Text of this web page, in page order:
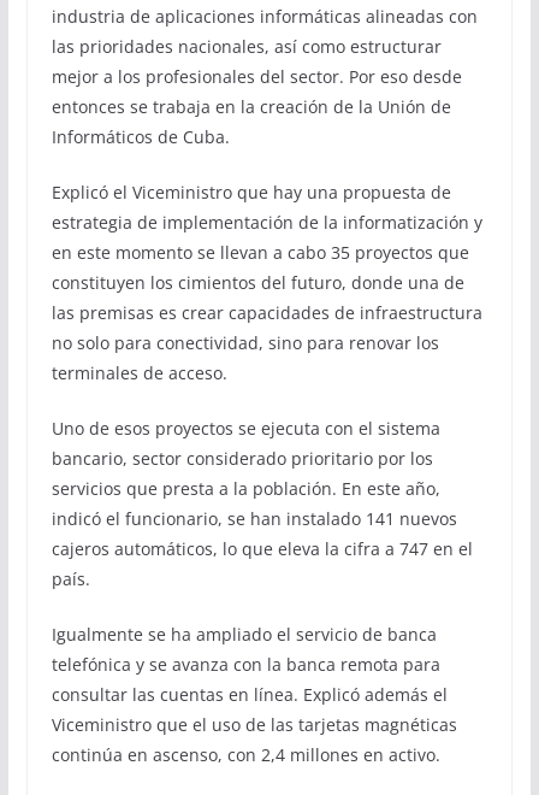
industria de aplicaciones informáticas alineadas con
las prioridades nacionales, así como estructurar
mejor a los profesionales del sector. Por eso desde
entonces se trabaja en la creación de la Unión de
Informáticos de Cuba.
Explicó el Viceministro que hay una propuesta de
estrategia de implementación de la informatización y
en este momento se llevan a cabo 35 proyectos que
constituyen los cimientos del futuro, donde una de
las premisas es crear capacidades de infraestructura
no solo para conectividad, sino para renovar los
terminales de acceso.
Uno de esos proyectos se ejecuta con el sistema
bancario, sector considerado prioritario por los
servicios que presta a la población. En este año,
indicó el funcionario, se han instalado 141 nuevos
cajeros automáticos, lo que eleva la cifra a 747 en el
país.
Igualmente se ha ampliado el servicio de banca
telefónica y se avanza con la banca remota para
consultar las cuentas en línea. Explicó además el
Viceministro que el uso de las tarjetas magnéticas
continúa en ascenso, con 2,4 millones en activo.